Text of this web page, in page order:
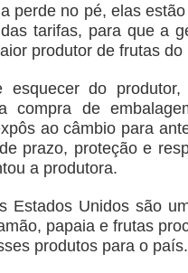
perde no pé, elas
tarifas, para que a
produtor de frutas do
esquecer do
compra de
ao câmbio para
prazo, proteção e
a produtora.
Estados Unidos são
papaia e frutas
produtos para o país.